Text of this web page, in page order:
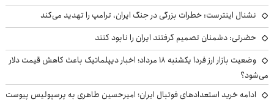
نشنال اینترست: خطرات بزرگی در جنگ ایران، ترامپ را تهدید می‌کند
حضرتی: دشمنان تصمیم گرفتند ایران را نابود کنند
وضعیت بازار ارز فردا یکشنبه ۱۸ مرداد؛ اخبار دیپلماتیک باعث کاهش قیمت دلار
می‌شود؟
ادامه خرید استعدادهای فوتبال ایران؛ امیرحسین طاهری به پرسپولیس پیوست